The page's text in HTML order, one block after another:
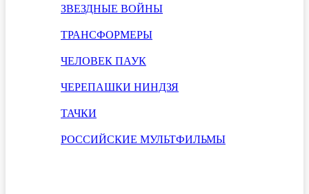
ЗВЕЗДНЫЕ ВОЙНЫ
ТРАНСФОРМЕРЫ
ЧЕЛОВЕК ПАУК
ЧЕРЕПАШКИ НИНДЗЯ
ТАЧКИ
РОССИЙСКИЕ МУЛЬТФИЛЬМЫ